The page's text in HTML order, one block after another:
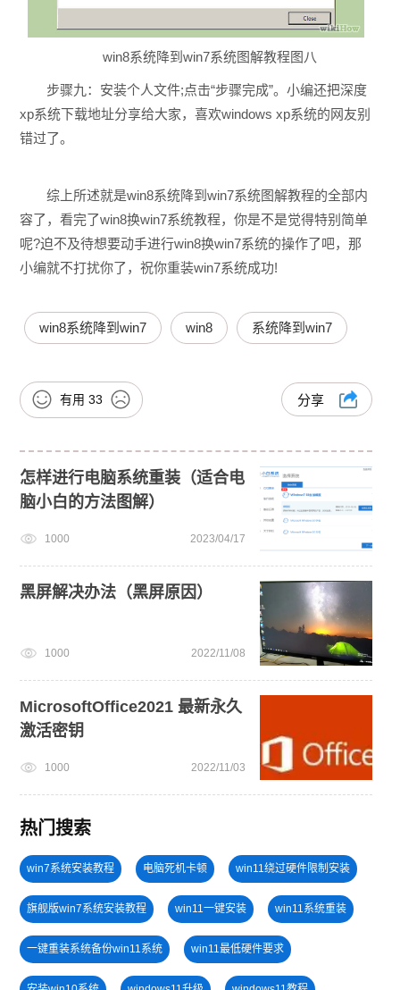
win8系统降到win7系统图解教程图八
步骤九：安装个人文件;点击“步骤完成”。小编还把深度
xp系统下载地址分享给大家，喜欢windows xp系统的网友别
错过了。
综上所述就是win8系统降到win7系统图解教程的全部内
容了，看完了win8换win7系统教程，你是不是觉得特别简单
呢?迫不及待想要动手进行win8换win7系统的操作了吧，那
小编就不打扰你了，祝你重装win7系统成功!
win8系统降到win7 win8 系统降到win7
有用 33 分享
怎样进行电脑系统重装（适合电
脑小白的方法图解）
1000 2023/04/17
黑屏解决办法（黑屏原因）
1000 2022/11/08
MicrosoftOffice2021 最新永久
激活密钥
1000 2022/11/03
热门搜索
win7系统安装教程 电脑死机卡顿 win11绕过硬件限制安装
旗舰版win7系统安装教程 win11一键安装 win11系统重装
一键重装系统备份win11系统 win11最低硬件要求